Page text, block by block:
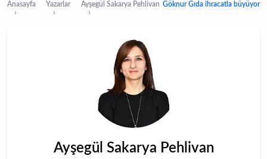
Anasayfa Yazarlar Ayşegül Sakarya Pehlivan Göknur Gıda ihracatla büyüyor
Ayşegül Sakarya Pehlivan